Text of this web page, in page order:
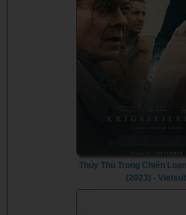
Thủy Thủ Trong Chiến
(2023) -